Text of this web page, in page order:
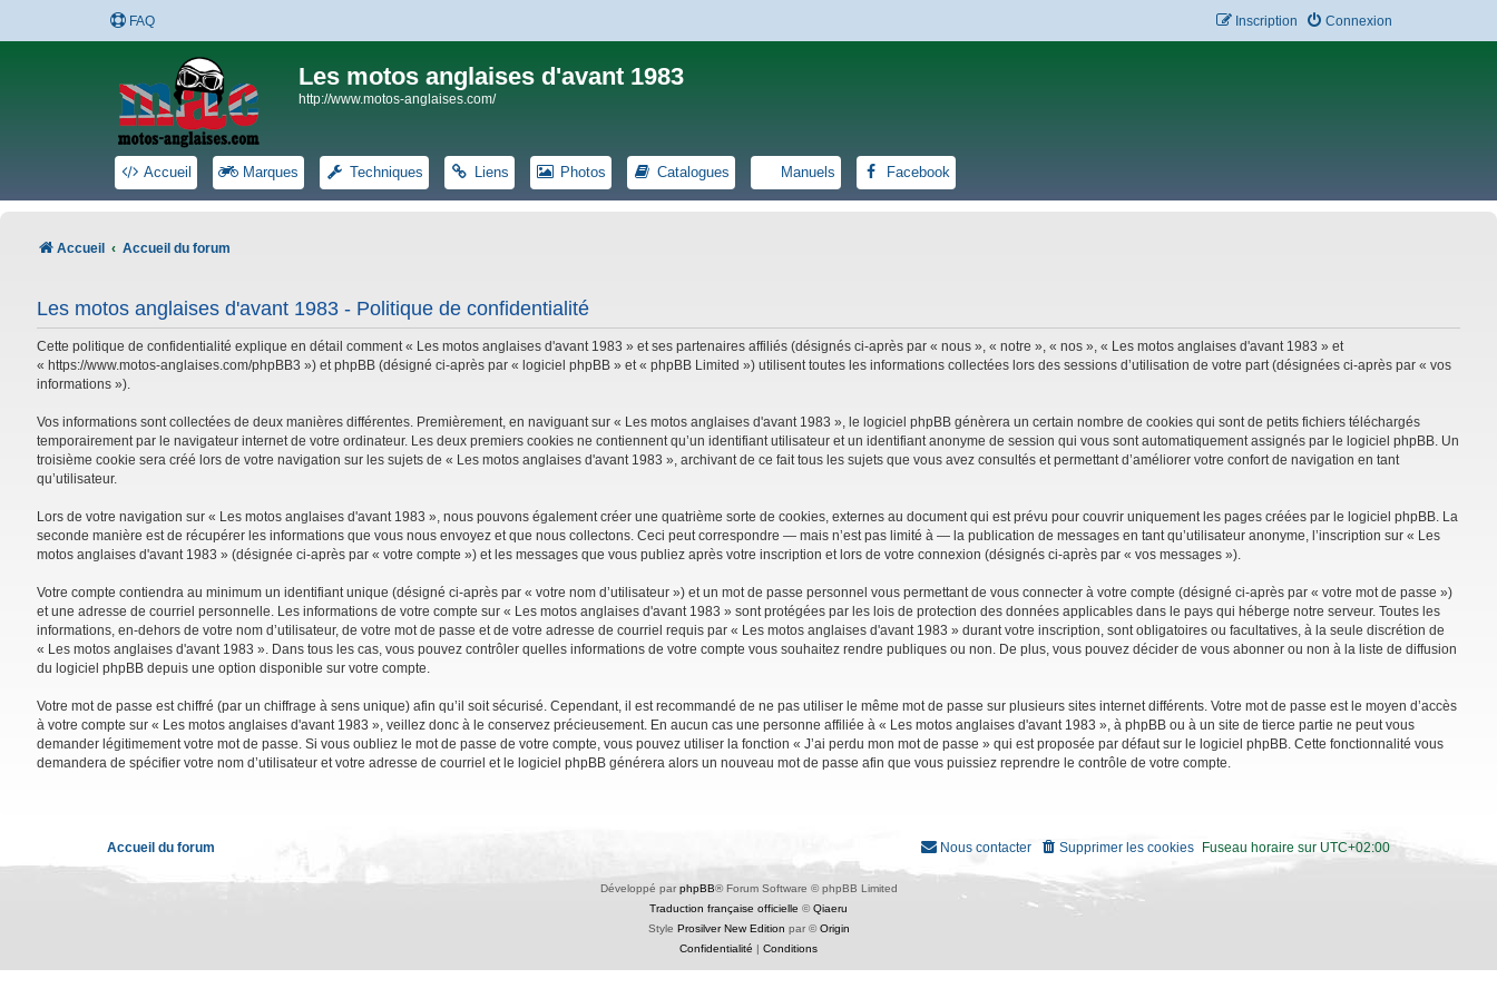
FAQ Connexion
Inscription
Les motos anglaises d'avant 1983
http://www.motos-anglaises.com/
Accueil Marques Techniques Liens Photos Catalogues Manuels Facebook
Accueil Accueil du forum
Les motos anglaises d'avant 1983 - Politique de confidentialité
Cette politique de confidentialité explique en détail comment « Les motos anglaises d'avant 1983 » et ses partenaires affiliés (désignés ci-après par « nous », « notre », « nos », « Les motos anglaises d'avant 1983 » et
« https://www.motos-anglaises.com/phpBB3 ») et phpBB (désigné ci-après par « logiciel phpBB » et « phpBB Limited ») utilisent toutes les informations collectées lors des sessions d’utilisation de votre part (désignées ci-après par « vos
informations »).
Vos informations sont collectées de deux manières différentes. Premièrement, en naviguant sur « Les motos anglaises d'avant 1983 », le logiciel phpBB génèrera un certain nombre de cookies qui sont de petits fichiers téléchargés
temporairement par le navigateur internet de votre ordinateur. Les deux premiers cookies ne contiennent qu’un identifiant utilisateur et un identifiant anonyme de session qui vous sont automatiquement assignés par le logiciel phpBB. Un
troisième cookie sera créé lors de votre navigation sur les sujets de « Les motos anglaises d'avant 1983 », archivant de ce fait tous les sujets que vous avez consultés et permettant d’améliorer votre confort de navigation en tant
qu’utilisateur.
Lors de votre navigation sur « Les motos anglaises d'avant 1983 », nous pouvons également créer une quatrième sorte de cookies, externes au document qui est prévu pour couvrir uniquement les pages créées par le logiciel phpBB. La
seconde manière est de récupérer les informations que vous nous envoyez et que nous collectons. Ceci peut correspondre — mais n’est pas limité à — la publication de messages en tant qu’utilisateur anonyme, l’inscription sur « Les
motos anglaises d'avant 1983 » (désignée ci-après par « votre compte ») et les messages que vous publiez après votre inscription et lors de votre connexion (désignés ci-après par « vos messages »).
Votre compte contiendra au minimum un identifiant unique (désigné ci-après par « votre nom d’utilisateur ») et un mot de passe personnel vous permettant de vous connecter à votre compte (désigné ci-après par « votre mot de passe »)
et une adresse de courriel personnelle. Les informations de votre compte sur « Les motos anglaises d'avant 1983 » sont protégées par les lois de protection des données applicables dans le pays qui héberge notre serveur. Toutes les
informations, en-dehors de votre nom d’utilisateur, de votre mot de passe et de votre adresse de courriel requis par « Les motos anglaises d'avant 1983 » durant votre inscription, sont obligatoires ou facultatives, à la seule discrétion de
« Les motos anglaises d'avant 1983 ». Dans tous les cas, vous pouvez contrôler quelles informations de votre compte vous souhaitez rendre publiques ou non. De plus, vous pouvez décider de vous abonner ou non à la liste de diffusion
du logiciel phpBB depuis une option disponible sur votre compte.
Votre mot de passe est chiffré (par un chiffrage à sens unique) afin qu’il soit sécurisé. Cependant, il est recommandé de ne pas utiliser le même mot de passe sur plusieurs sites internet différents. Votre mot de passe est le moyen d’accès
à votre compte sur « Les motos anglaises d'avant 1983 », veillez donc à le conservez précieusement. En aucun cas une personne affiliée à « Les motos anglaises d'avant 1983 », à phpBB ou à un site de tierce partie ne peut vous
demander légitimement votre mot de passe. Si vous oubliez le mot de passe de votre compte, vous pouvez utiliser la fonction « J’ai perdu mon mot de passe » qui est proposée par défaut sur le logiciel phpBB. Cette fonctionnalité vous
demandera de spécifier votre nom d’utilisateur et votre adresse de courriel et le logiciel phpBB générera alors un nouveau mot de passe afin que vous puissiez reprendre le contrôle de votre compte.
Accueil du forum Fuseau horaire sur UTC+02:00
Supprimer les cookies
Nous contacter
Développé par phpBB® Forum Software © phpBB Limited
Traduction française officielle ©Qiaeru
Style Prosilver New Edition par ©Origin
Confidentialité
Conditions